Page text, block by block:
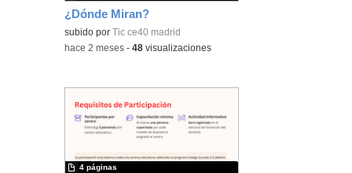
¿Dónde Miran?
subido por Tic ce40 madrid
-hace 2 meses -48 visualizaciones
4 páginas